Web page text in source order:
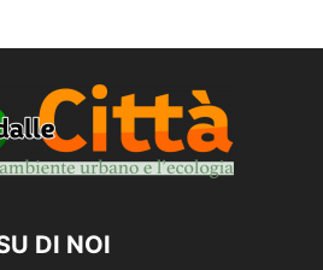
DI NOI